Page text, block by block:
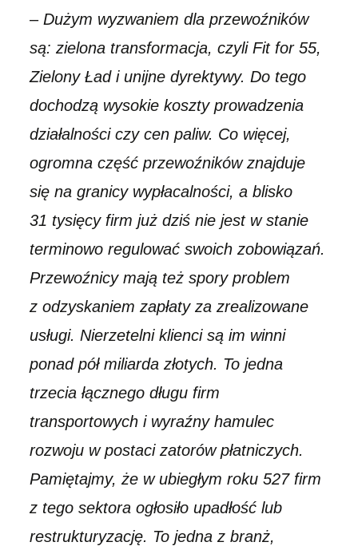
–Dużym wyzwaniem dla przewoźników
są: zielona transformacja, czyli Fit for 55,
Zielony Ład i unijne dyrektywy. Do tego
dochodzą wysokie koszty prowadzenia
działalności czy cen paliw. Co więcej,
ogromna część przewoźników znajduje
się na granicy wypłacalności, a blisko
31 tysięcy firm już dziś nie jest w stanie
terminowo regulować swoich zobowiązań.
Przewoźnicy mają też spory problem
z odzyskaniem zapłaty za zrealizowane
usługi. Nierzetelni klienci są im winni
ponad pół miliarda złotych. To jedna
trzecia łącznego długu firm
transportowych i wyraźny hamulec
rozwoju w postaci zatorów płatniczych.
Pamiętajmy, że w ubiegłym roku 527 firm
z tego sektora ogłosiło upadłość lub
restrukturyzację. To jedna z branż,